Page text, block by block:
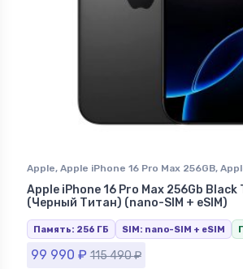
Apple, Apple iPhone 16 Pro Max 256GB,
Max Black Titanium (Черный Титан),
iPhone в Ставрополе
Apple iPhone 16 Pro Max 256Gb
(Черный Титан) (nano-SIM + eSIM)
Память: 256 ГБ SIM: nano-SIM + eSIM
99 990 ₽ 115 490₽